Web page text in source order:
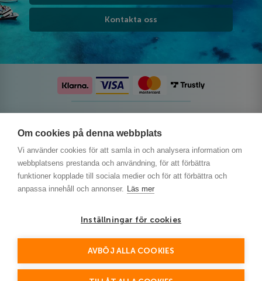
Om cookies på denna webbplats
Vi använder cookies för att samla in och analysera information om
webbplatsens prestanda och användning, för att förbättra
funktioner kopplade till sociala medier och för att förbättra och
anpassa innehåll och annonser. Läs mer
Inställningar för cookies
AVBÖJ ALLA COOKIES
Kontakta oss
This site is protected by reCAPTCHA and the Google
andTerms of Service apply.